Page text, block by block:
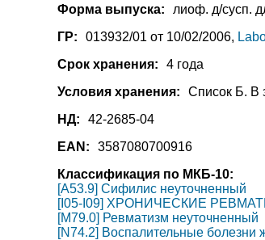
Форма выпуска:
лиоф. д/сусп.
ГР:
013932/01 от 10/02/2006,
Срок хранения:
4 года
Условия хранения:
Список Б. В
НД:
42-2685-04
EAN:
3587080700916
Классификация по МКБ-10:
[A53.9] Сифилис неуточненный
[I05-I09] ХРОНИЧЕСКИЕ
[M79.0] Ревматизм неуточненный
[N74.2] Воспалительные болезни